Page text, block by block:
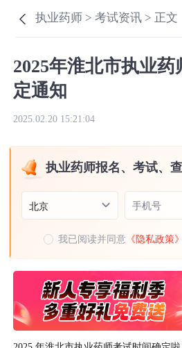
执业药师 >考试资讯 > 正文
2025年淮北市执业
定通知
2025.02.20 15:21:04
执业药师报名、考试、
北京 手机号
我已阅读并同意 《隐私政策